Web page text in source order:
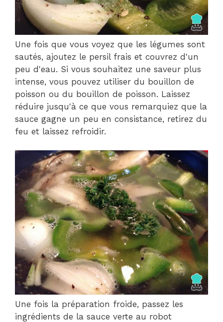
Une fois que vous voyez que les légumes sont
sautés, ajoutez le persil frais et couvrez d'un
peu d'eau. Si vous souhaitez une saveur plus
intense, vous pouvez utiliser du bouillon de
poisson ou du bouillon de poisson. Laissez
réduire jusqu'à ce que vous remarquiez que la
sauce gagne un peu en consistance, retirez du
feu et laissez refroidir.
Une fois la préparation froide, passez les
ingrédients de la sauce verte au robot